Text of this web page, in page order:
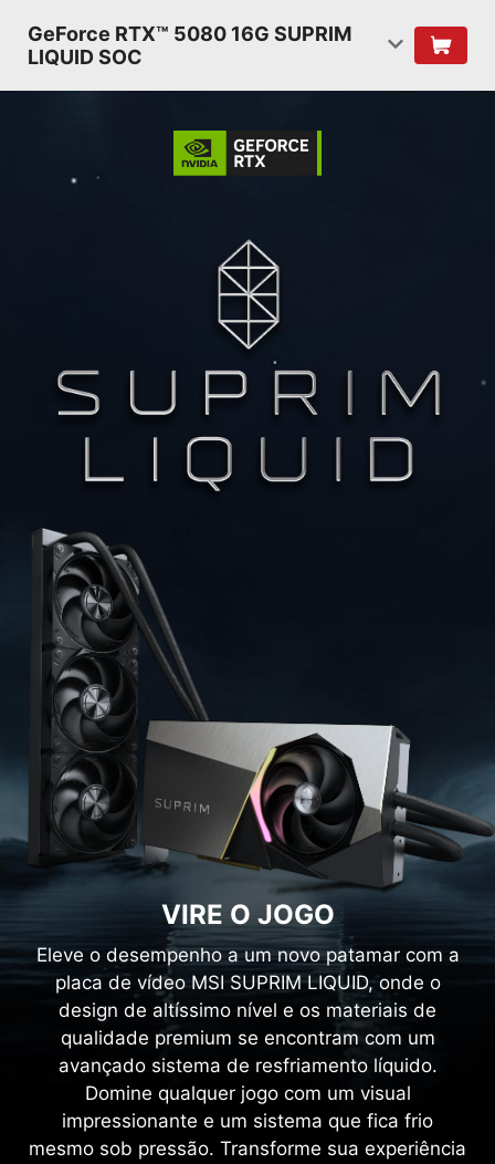
GeForce RTX™ 5080 16G SUPRIM
LIQUID SOC
VIRE O JOGO
Eleve o desempenho a um novo patamar com a
placa de vídeo MSI SUPRIM LIQUID, onde o
design de altíssimo nível e os materiais de
qualidade premium se encontram com um
avançado sistema de resfriamento líquido.
Domine qualquer jogo com um visual
impressionante e um sistema que fica frio
mesmo sob pressão. Transforme sua experiência